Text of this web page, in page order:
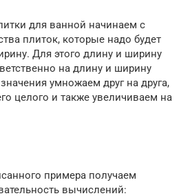
для ванной начинаем с
плиток, которые надо будет
Для этого длину и ширину
на длину и ширину
умножаем друг на друга,
целого и также увеличиваем на
примера получаем
вычислений: